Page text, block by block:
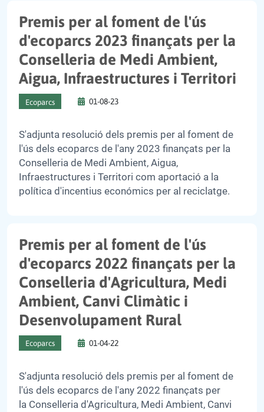
Premis per al foment de l'ús
d'ecoparcs 2023 finançats per la
Conselleria de Medi Ambient,
Aigua, Infraestructures i Territori
Ecoparcs 01-08-23
S'adjunta resolució dels premis per al foment de
l'ús dels ecoparcs de l'any 2023 finançats per la
Conselleria de Medi Ambient, Aigua,
Infraestructures i Territori com aportació a la
política d'incentius económics per al reciclatge.
Premis per al foment de l'ús
d'ecoparcs 2022 finançats per la
Conselleria d'Agricultura, Medi
Ambient, Canvi Climàtic i
Desenvolupament Rural
Ecoparcs 01-04-22
S'adjunta resolució dels premis per al foment de
l'ús dels ecoparcs de l'any 2022 finançats per
la Conselleria d'Agricultura, Medi Ambient, Canvi